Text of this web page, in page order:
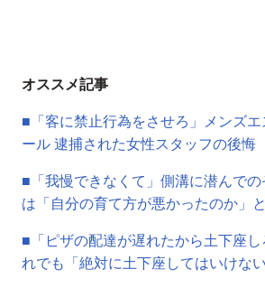
オススメ記事
■「客に禁止行為をさせろ」メンズ
ール 逮捕された女性スタッフの後悔
■「我慢できなくて」側溝に潜んで
は「自分の育て方が悪かったのか」
■「ピザの配達が遅れたから土下座
れでも「絶対に土下座してはいけな